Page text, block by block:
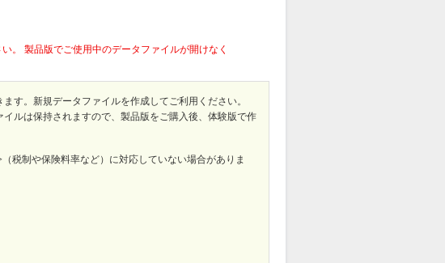
。 製品版でご使用中のデータファイルが開けなく
す。新規データファイルを作成してご利用ください。
ルは保持されますので、製品版をご購入後、体験版で作
税制や保険料率など）に対応していない場合がありま